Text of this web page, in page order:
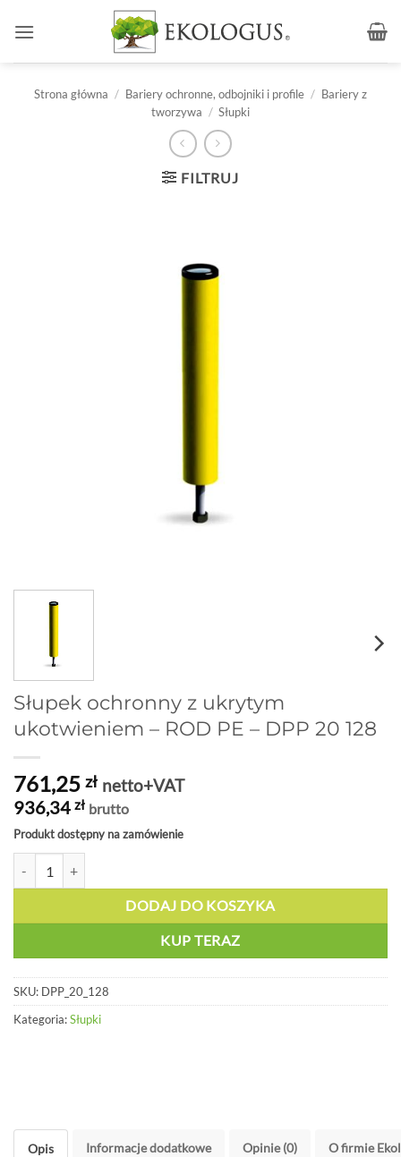
Strona główna / Bariery ochronne, odbojniki i profile / Bariery z
tworzywa / Słupki
FILTRUJ
Słupek ochronny z ukrytym
ukotwieniem – ROD PE – DPP 20 128
761,25 zł netto+VAT
936,34 zł brutto
Produkt dostępny na zamówienie
DODAJ DO KOSZYKA
KUP TERAZ
SKU: DPP_20_128
Kategoria:Słupki
Opis Informacje dodatkowe Opinie (0) O firmie